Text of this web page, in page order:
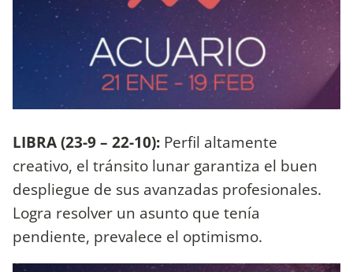
LIBRA (23-9 – 22-10): Perfil altamente
creativo, el tránsito lunar garantiza el buen
despliegue de sus avanzadas profesionales.
Logra resolver un asunto que tenía
pendiente, prevalece el optimismo.